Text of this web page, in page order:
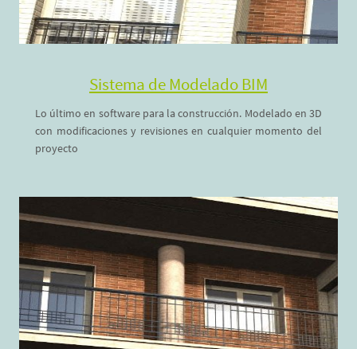
Lo último en software para la construcción. Modelado en 3D
con modificaciones y revisiones en cualquier momento del